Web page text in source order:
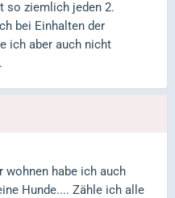
so ziemlich jeden 2.
bei Einhalten der
ich aber auch nicht
habe ich auch
Hunde.... Zähle ich alle